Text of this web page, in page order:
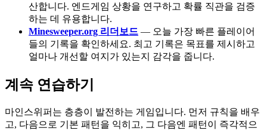
산합니다. 엔드게임 상황을 연구하고 확률 직관을 검증
하는 데 유용합니다.
Minesweeper.org 리더보드 — 오늘 가장 빠른 플레이어
들의 기록을 확인하세요. 최고 기록은 목표를 제시하고
얼마나 개선할 여지가 있는지 감각을 줍니다.
계속 연습하기
마인스위퍼는 층층이 발전하는 게임입니다. 먼저 규칙을 배우
고, 다음으로 기본 패턴을 익히고, 그 다음엔 패턴이 즉각적으